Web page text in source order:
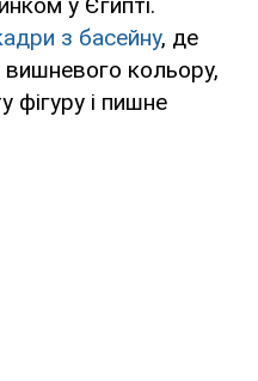
з басейну, де
вишневого кольору,
фігуру і пишне